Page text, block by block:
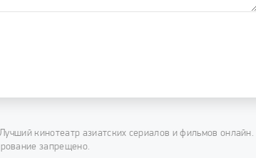
кинотеатр азиатских сериалов и фильмов онлайн.
запрещено.